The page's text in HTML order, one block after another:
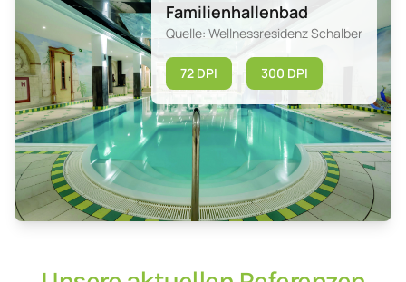
Familienhallenbad
Quelle: Wellnessresidenz Schalber
72 DPI 300 DPI